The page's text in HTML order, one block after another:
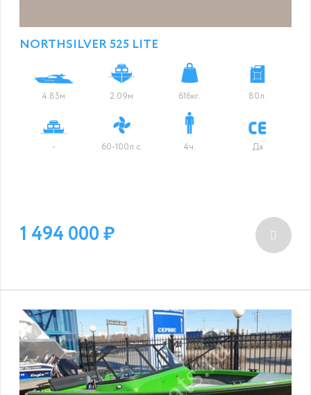
NORTHSILVER 525 LITE
4.85м 2.09м 616кг. 80л.
- 60-100л.с. 4ч. Да
1 494 000